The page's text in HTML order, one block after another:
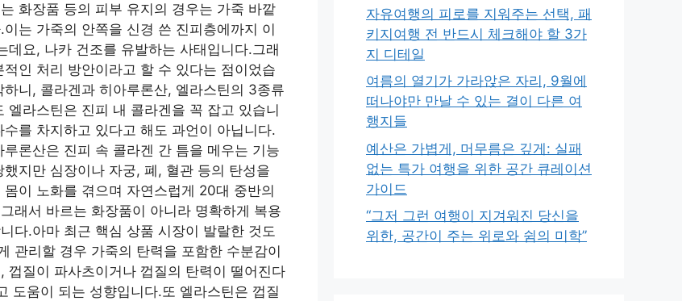
화장품 등의 피부 유지의 경우는 가죽 바깥
는 가죽의 안쪽을 신경 쓴 진피층에까지 이
요, 나카 건조를 유발하는 사태입니다.그래
인 처리 방안이라고 할 수 있다는 점이었습
니, 콜라겐과 히아루론산, 엘라스틴의 3종류
라스틴은 진피 내 콜라겐을 꼭 잡고 있습니
를 차지하고 있다고 해도 과언이 아닙니다.
론산은 진피 속 콜라겐 간 틈을 메우는 기능
지만 심장이나 자궁, 폐, 혈관 등의 탄성을
이 노화를 겪으며 자연스럽게 20대 중반의
래서 바르는 화장품이 아니라 명확하게 복용
다.아마 최근 핵심 상품 시장이 발랄한 것도
관리할 경우 가죽의 탄력을 포함한 수분감이
질이 파사츠이거나 껍질의 탄력이 떨어진다
도움이 되는 성향입니다.또 엘라스틴은 껍질
자유여행의 피로를 지워주는 선택, 패
키지여행 전 반드시 체크해야 할 3가
지 디테일
여름의 열기가 가라앉은 자리, 9월에
떠나야만 만날 수 있는 결이 다른 여
행지들
예산은 가볍게, 머무름은 깊게: 실패
없는 특가 여행을 위한 공간 큐레이션
가이드
“그저 그런 여행이 지겨워진 당신을
위한, 공간이 주는 위로와 쉼의 미학”